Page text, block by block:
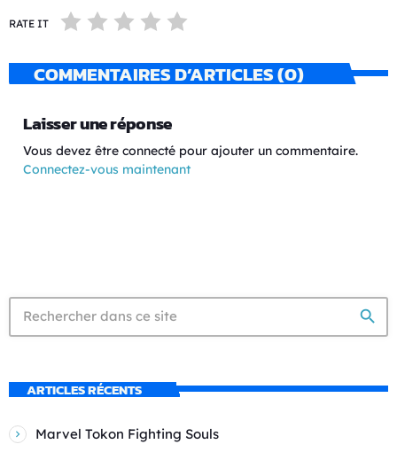
RATE IT
COMMENTAIRES D’ARTICLES (0)
Laisser une réponse
Vous devez être connecté pour ajouter un commentaire.
Connectez-vous maintenant
search
ARTICLES RÉCENTS
Marvel Tokon Fighting Souls